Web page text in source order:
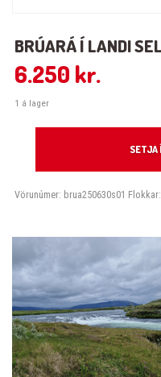
BRÚARÁ Í LANDI
6.250 kr.
1 á lager
SETJA
Vörunúmer: brua250630s01 Flokkar: